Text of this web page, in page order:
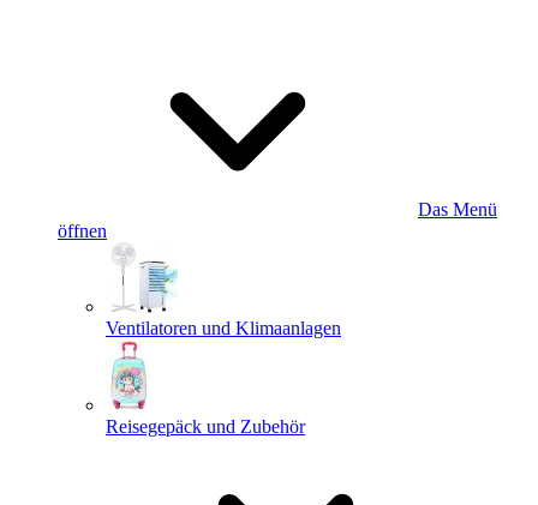
Das Menü
öffnen
Ventilatoren und Klimaanlagen
Reisegepäck und Zubehör